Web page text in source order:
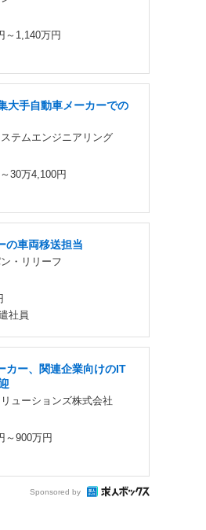
～1,140万円
大手自動車メーカーでの
テムエンジニアリング
30万4,100円
の車両移送担当
・リリーフ
社員
カー、関連企業向けのIT
ューションズ株式会社
～900万円
Sponsored by